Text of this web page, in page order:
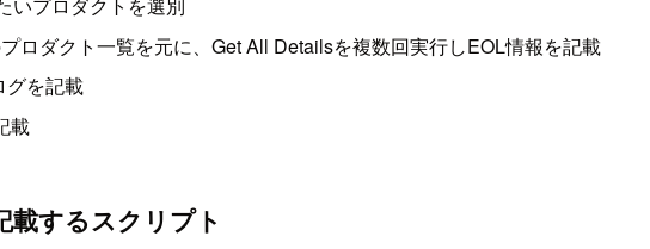
いプロダクトを選別
ロダクト一覧を元に、Get All Detailsを複数回実行しEOL情報を記載
グを記載
載
載するスクリプト